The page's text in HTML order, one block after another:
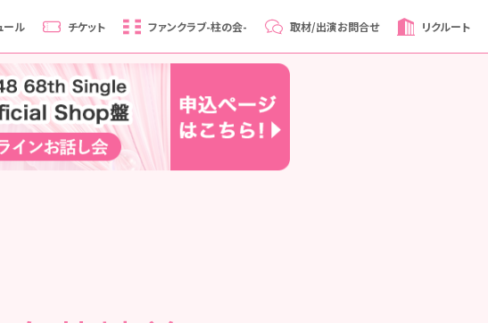
ール チケット ファンクラブ-柱の会- 取材/出演お問合せ リクルート